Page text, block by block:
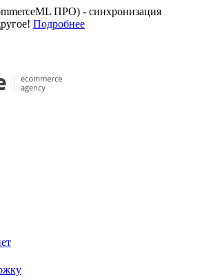
ПРО) - синхронизация
Подробнее